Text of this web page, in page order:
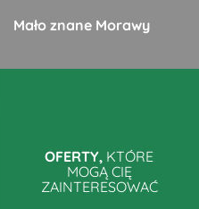
Mało znane Morawy
wariantów.
OFERTY, KTÓRE
MOGĄ CIĘ
ZAINTERESOWAĆ